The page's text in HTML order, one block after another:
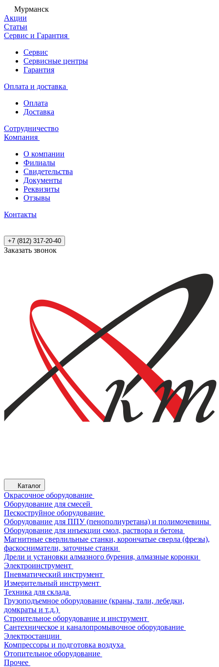
Мурманск
Акции
Статьи
Сервис и Гарантия
Сервис
Сервисные центры
Гарантия
Оплата и доставка
Оплата
Доставка
Сотрудничество
Компания
О компании
Филиалы
Свидетельства
Документы
Реквизиты
Отзывы
Контакты
+7 (812) 317-20-40
Заказать звонок
Каталог
Окрасочное оборудование
Оборудование для смесей
Пескоструйное оборудование
Оборудование для ППУ (пенополиуретана) и полимочевины
Оборудование для инъекции смол, раствора и бетона
Магнитные сверлильные станки, корончатые сверла (фрезы),
фаскосниматели, заточные станки
Дрели и установки алмазного бурения, алмазные коронки
Электроинструмент
Пневматический инструмент
Измерительный инструмент
Техника для склада
Грузоподъемное оборудование (краны, тали, лебедки,
домкраты и т.д.)
Строительное оборудование и инструмент
Сантехническое и каналопромывочное оборудование
Электростанции
Компрессоры и подготовка воздуха
Отопительное оборудование
Прочее